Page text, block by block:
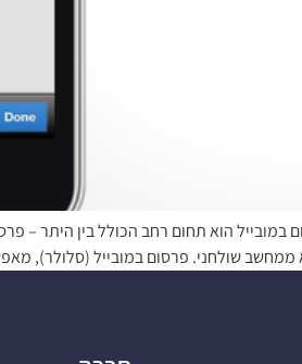
הוא תחום רחב הכולל בין היתר –
שולחני. פרסום במובייל (סלולר),